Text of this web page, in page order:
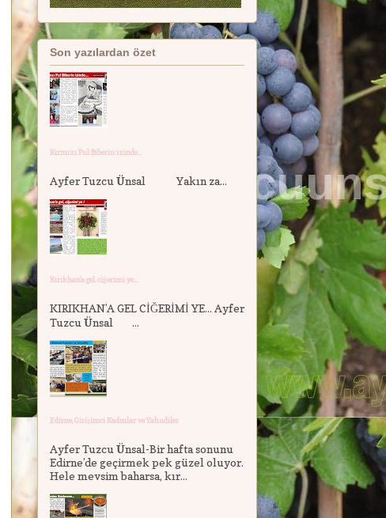
Son yazılardan özet
Kırmızı Pul Biberin izinde...
Ayfer Tuzcu Ünsal Yakın za...
Kırıkhan'a gel, ciğerimi ye...
KIRIKHAN’A GEL CİĞERİMİ YE... Ayfer
Tuzcu Ünsal ...
Edirne, Girişimci Kadınlar ve Yahudiler
Ayfer Tuzcu Ünsal-Bir hafta sonunu
Edirne’de geçirmek pek güzel oluyor.
Hele mevsim baharsa, kır...